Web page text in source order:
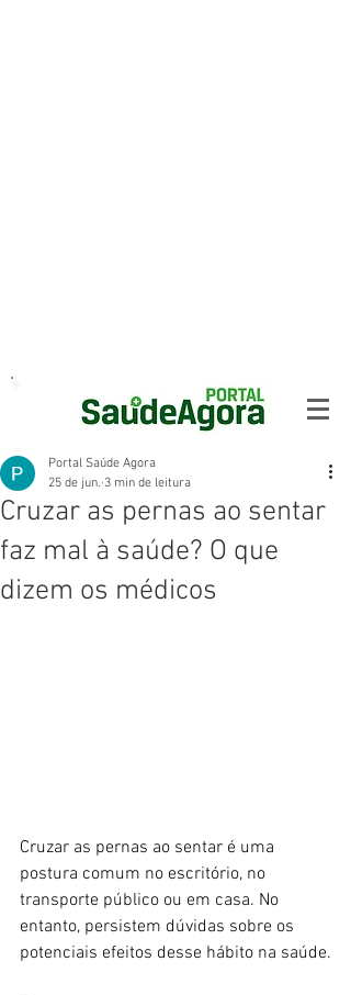
Cruzar as pernas ao sentar
faz mal à saúde? O que
dizem os médicos
Portal Saúde Agora
25 de jun. 3 min de leitura
Cruzar as pernas ao sentar é uma
postura comum no escritório, no
transporte público ou em casa. No
entanto, persistem dúvidas sobre os
potenciais efeitos desse hábito na saúde.